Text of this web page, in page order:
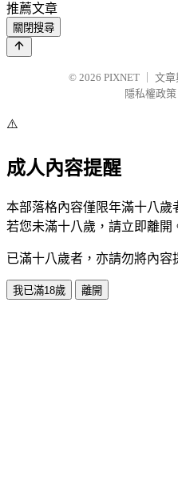
推薦文章
關閉搜尋
© 2026 PIXNET
文章
隱私權政策
⚠️
成人內容提醒
本部落格內容僅限年滿十八歲
若您未滿十八歲，請立即離開
已滿十八歲者，亦請勿將內容
我已滿18歲 離開